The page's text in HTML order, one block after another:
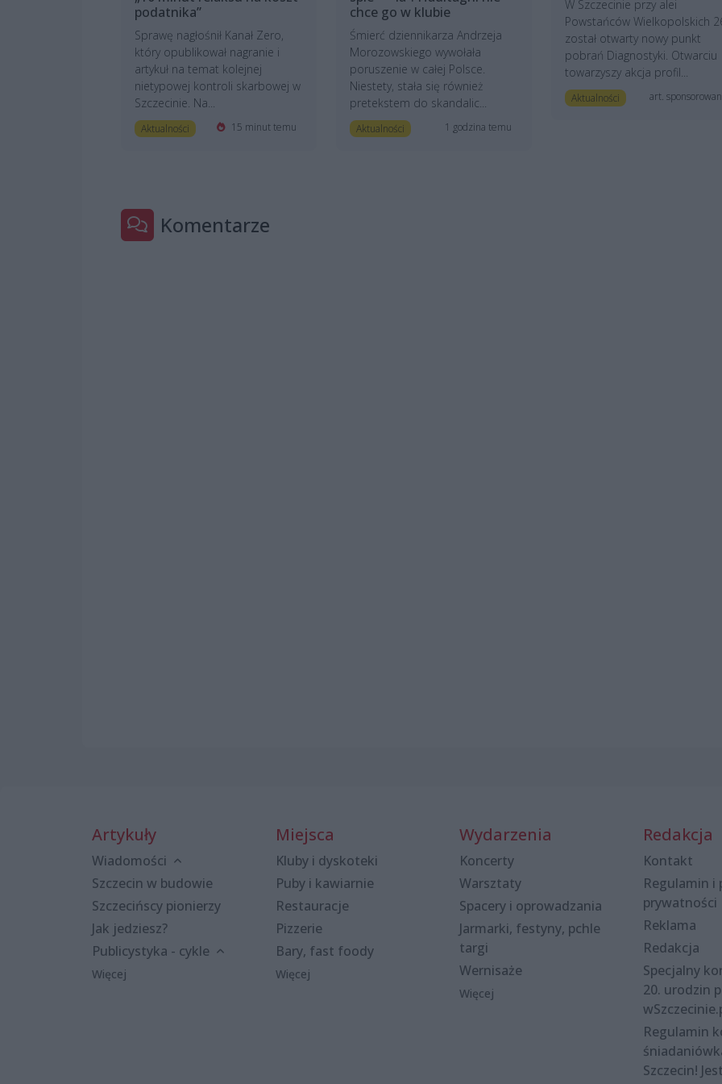
podatnika”
Sprawę nagłośnił Kanał Zero,
który opublikował nagranie i
artykuł na temat kolejnej
nietypowej kontroli skarbowej w
Szczecinie. Na...
Aktualności 15 minut temu
chce go w klubie
Śmierć dziennikarza Andrzeja
Morozowskiego wywołała
poruszenie w całej Polsce.
Niestety, stała się również
pretekstem do skandalic...
Aktualności 1 godzina temu
W Szczecinie przy alei
Powstańców Wielkopolskich
został otwarty nowy punkt
pobrań Diagnostyki. Otwarciu
towarzyszy akcja profil...
Aktualności art.
Komentarze
Artykuły
Wiadomości
Szczecin w budowie
Szczecińscy pionierzy
Jak jedziesz?
Publicystyka - cykle
Więcej
Miejsca
Kluby i dyskoteki
Puby i kawiarnie
Restauracje
Pizzerie
Bary, fast foody
Więcej
Wydarzenia
Koncerty
Warsztaty
Spacery i oprowadzania
Jarmarki, festyny, pchle
targi
Wernisaże
Więcej
Redakcja
Kontakt
Regulamin i
prywatności
Reklama
Redakcja
Specjalny
20. urodzin
Regulamin
Szczecin!